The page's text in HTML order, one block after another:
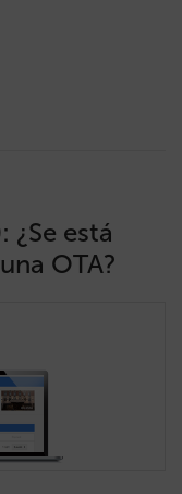
¿Se está
OTA?